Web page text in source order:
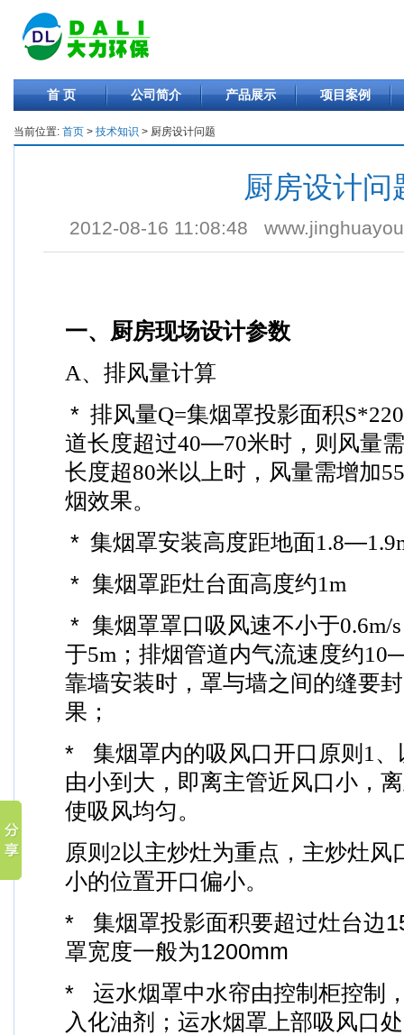
首 页 公司简介 产品展示 项目案例
当前位置: 首页 > 技术知识 > 厨房设计问题
厨房设计问
2012-08-16 11:08:48
一、厨房现场设计参数
A、排风量计算
* 排风量Q=集烟罩投影面积
道长度超过40—70米时，则风量
长度超80米以上时，风量需增加
烟效果。
* 集烟罩安装高度距地面1.8—
* 集烟罩距灶台面高度约1m
* 集烟罩罩口吸风速不小于0.6m/s
于5m ；排烟管道内气流速度约10
靠墙安装时，罩与墙之间的缝要
果；
* 集烟罩内的吸风口开口原则 1 、
由小到大，即离主管近风口小，
使吸风均匀。
原则 2以主炒灶为重点，主炒灶风
小的位置开口偏小。
* 集烟罩投影面积要超过灶台边
罩宽度一般为1200mm
* 运水烟罩中水帘由控制柜控制
入化油剂；运水烟罩上部吸风口